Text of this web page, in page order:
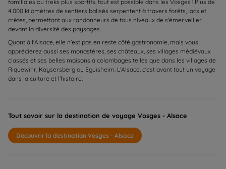
familiales ou treks plus sportifs, tout est possible dans les Vosges ! Plus de
4 000 kilomètres de sentiers balisés serpentent à travers forêts, lacs et
crêtes, permettant aux randonneurs de tous niveaux de s'émerveiller
devant la diversité des paysages.
Quant à l'Alsace, elle n'est pas en reste côté gastronomie, mais vous
apprécierez aussi ses monastères, ses châteaux, ses villages médiévaux
classés et ses belles maisons à colombages telles que dans les villages de
Riquewihr, Kaysersberg ou Eguisheim. L'Alsace, c'est avant tout un voyage
dans la culture et l'histoire.
Tout savoir sur la destination de voyage Vosges - Alsace
Découvrir la destination Vosges - Alsace